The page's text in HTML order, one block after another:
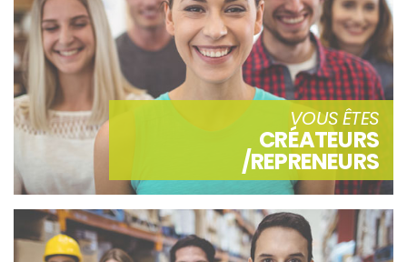
VOUS ÊTES
CRÉATEURS
/REPRENEURS